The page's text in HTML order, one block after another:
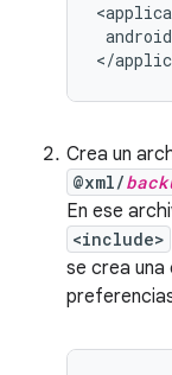
</
Crea un
@xml/
En ese
<include>
se crea una